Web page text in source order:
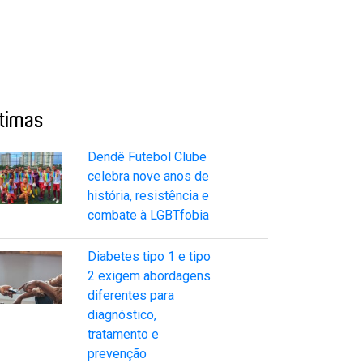
Dendê Futebol Clube
celebra nove anos de
história, resistência e
combate à LGBTfobia
Diabetes tipo 1 e tipo
2 exigem abordagens
diferentes para
diagnóstico,
tratamento e
prevenção